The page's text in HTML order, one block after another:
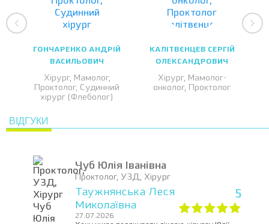
ГОНЧАРЕНКО АНДРІЙ
ВАСИЛЬОВИЧ
Хірург, Мамолог,
Проктолог, Судинний
хірург (Флеболог)
КАЛІТВЄНЦЕВ СЕРГІЙ
ОЛЕКСАНДРОВИЧ
Хірург, Мамолог-
онколог, Проктолог
ВІДГУКИ
Чуб Юлія Іванівна
Проктолог, УЗД, Хірург
Таужнянська Леся
Миколаївна
27.07.2026
5